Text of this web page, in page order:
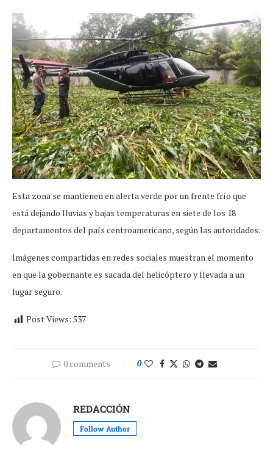
Esta zona se mantienen en alerta verde por un frente frío que
está dejando lluvias y bajas temperaturas en siete de los 18
departamentos del país centroamericano, según las autoridades.
Imágenes compartidas en redes sociales muestran el momento
en que la gobernante es sacada del helicóptero y llevada a un
lugar seguro.
Post Views: 537
0 comments 0
REDACCIÓN
Follow Author